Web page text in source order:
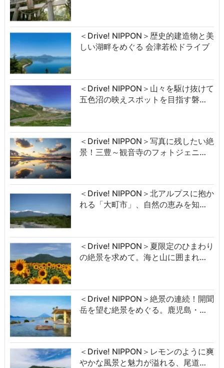
＜Drive! NIPPON＞歴史的建造物と美
しい湖畔をめぐる 会津若松ドライブ
＜Drive! NIPPON＞山々を駆け抜けて
五色沼の映えスポットを目指す磐…
＜Drive! NIPPON＞写真に残したい絶
景！三豊～観音寺のフォトジェニ…
＜Drive! NIPPON＞北アルプスに抱か
れる「大町市」、自然の恵みを知…
＜Drive! NIPPON＞夏限定のひまわり
の絶景を求めて。海と山に囲まれ…
＜Drive! NIPPON＞絶景の連続！開聞
岳を望む絶景をめぐる。鹿児島・…
＜Drive! NIPPON＞レモンのように爽
やかな風景と魅力が溢れる、尾道…